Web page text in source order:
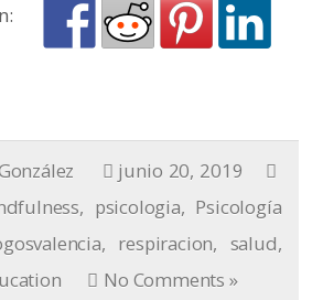
junio 20, 2019
, psicologia, Psicología
, respiracion, salud,
No Comments »